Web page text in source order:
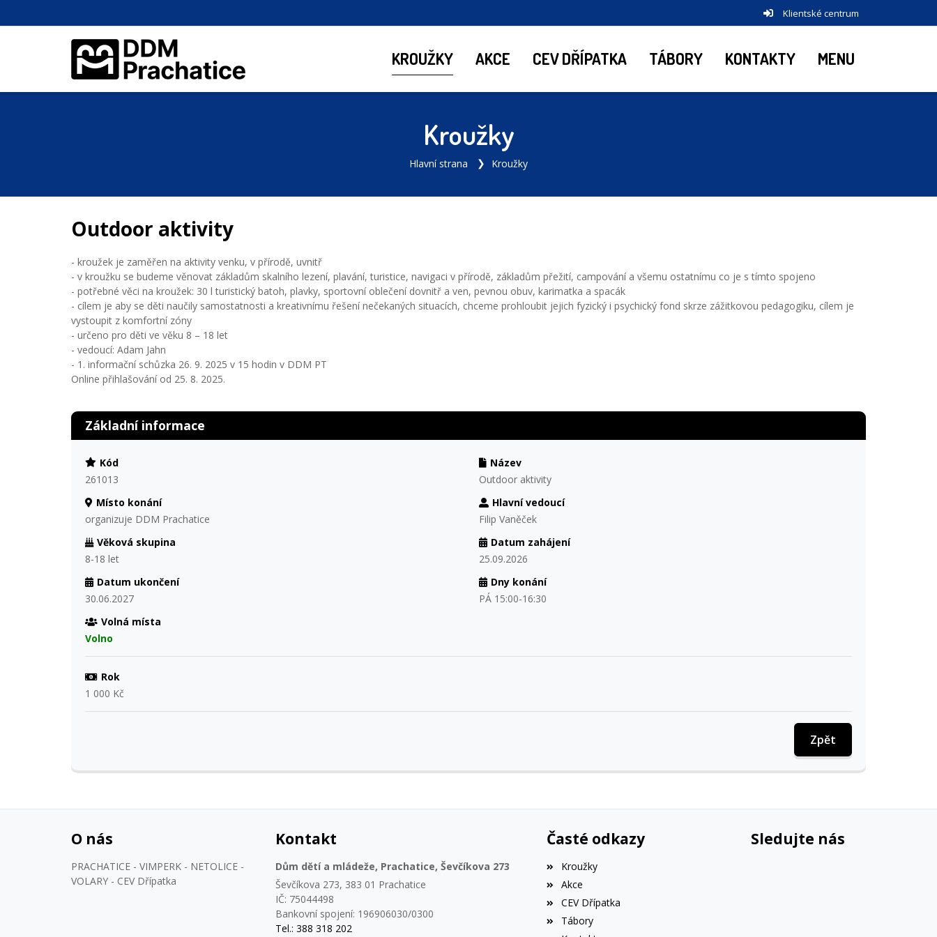
Klientské centrum
KROUŽKY AKCE CEV DŘÍPATKA TÁBORY KONTAKTY MENU
Kroužky
Hlavní strana Kroužky
Outdoor aktivity
- kroužek je zaměřen na aktivity venku, v přírodě, uvnitř
- v kroužku se budeme věnovat základům skalního lezení, plavání, turistice, navigaci v přírodě, základům přežití, campování a všemu ostatnímu co je s tímto spojeno
- potřebné věci na kroužek: 30 l turistický batoh, plavky, sportovní oblečení dovnitř a ven, pevnou obuv, karimatka a spacák
- cílem je aby se děti naučily samostatnosti a kreativnímu řešení nečekaných situacích, chceme prohloubit jejich fyzický i psychický fond skrze zážitkovou pedagogiku, cílem je
vystoupit z komfortní zóny
- určeno pro děti ve věku 8 – 18 let
- vedoucí: Adam Jahn
- 1. informační schůzka 26. 9. 2025 v 15 hodin v DDM PT
Online přihlašování od 25. 8. 2025.
Základní informace
Kód
261013
Název
Outdoor aktivity
Místo konání
organizuje DDM Prachatice
Hlavní vedoucí
Filip Vaněček
Věková skupina
8-18 let
Datum zahájení
25.09.2026
Datum ukončení
30.06.2027
Dny konání
PÁ 15:00-16:30
Volná místa
Volno
Rok
1 000 Kč
Zpět
O nás
PRACHATICE - VIMPERK - NETOLICE -
VOLARY - CEV Dřípatka
Kontakt
Dům dětí a mládeže, Prachatice, Ševčíkova 273
Ševčíkova 273, 383 01 Prachatice
IČ: 75044498
Bankovní spojení: 196906030/0300
Tel.: 388 318 202
Časté odkazy
Kroužky
Akce
CEV Dřípatka
Tábory
Sledujte nás